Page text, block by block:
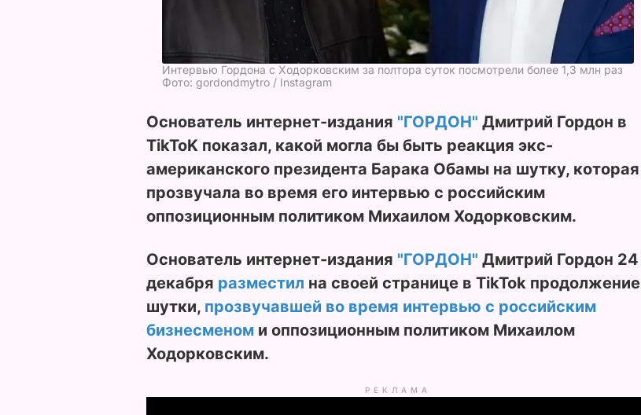
Интервью Гордона с Ходорковским за полтора суток посмотрели более 1,3 млн раз
Фото: gordondmytro / Instagram
Основатель интернет-издания "ГОРДОН" Дмитрий Гордон в
TikToK показал, какой могла бы быть реакция экс-
американского президента Барака Обамы на шутку, которая
прозвучала во время его интервью с российским
оппозиционным политиком Михаилом Ходорковским.
Основатель интернет-издания "ГОРДОН" Дмитрий Гордон 24
декабря разместил на своей странице в TikTok продолжение
шутки, прозвучавшей во время интервью с российским
бизнесменом и оппозиционным политиком Михаилом
Ходорковским.
РЕКЛАМА